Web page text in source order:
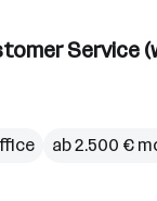
Service
ab 2.500 €